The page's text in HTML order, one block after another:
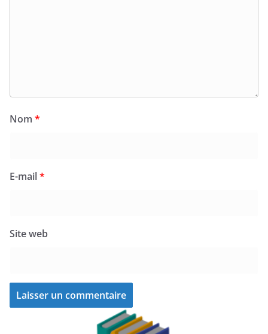
Nom *
E-mail*
Site web